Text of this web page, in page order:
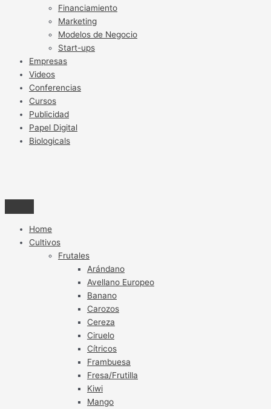
Financiamiento
Marketing
Modelos de Negocio
Start-ups
Empresas
Videos
Conferencias
Cursos
Publicidad
Papel Digital
Biologicals
Home
Cultivos
Frutales
Arándano
Avellano Europeo
Banano
Carozos
Cereza
Ciruelo
Cítricos
Frambuesa
Fresa/Frutilla
Kiwi
Mango